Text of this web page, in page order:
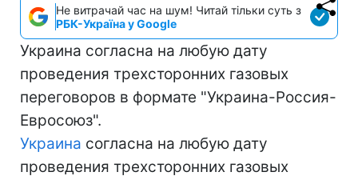
Не витрачай час на шум! Читай тільки суть з
РБК-Україна у Google
Украина согласна на любую дату
проведения трехсторонних газовых
переговоров в формате "Украина-Россия-
Евросоюз".
Украина согласна на любую дату
проведения трехсторонних газовых